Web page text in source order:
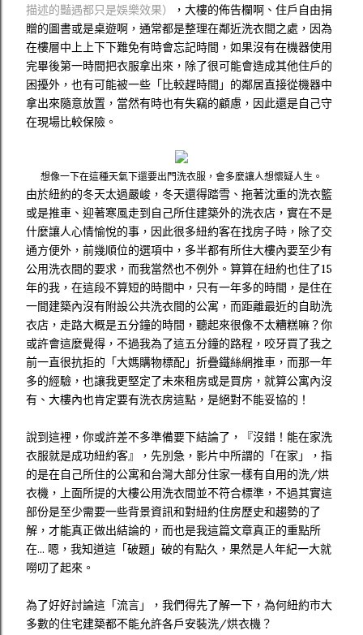
描述的豔遇都只是娛樂效果）
，大樓的佈告欄啊、住戶自由捐
贈的圖書或是桌遊啊，通常都是整理在鄰近洗衣間之處，因為
在樓層中上上下下難免有時會忘記時間，如果沒有在機器使用
完畢後第一時間把衣服拿出來，除了很可能會造成其他住戶的
困擾外，也有可能被一些「比較趕時間」的鄰居直接從機器中
拿出來隨意放置，當然有時也有失竊的顧慮，因此還是自己守
在現場比較保險。
想像一下在這種天氣下還要出門洗衣服，會多麼讓人想懷疑人生。
由於紐約的冬天太過嚴峻，冬天還得踏雪、拖著沈重的洗衣籃
或是推車、迎著寒風走到自己所住建築外的洗衣店，實在不是
什麼讓人心情愉悅的事，因此很多紐約客在找房子時，除了交
通方便外，前幾順位的選項中，多半都有所住大樓內要至少有
公用洗衣間的要求，而我當然也不例外。算算在紐約也住了15
年的我，在這段不算短的時間中，只有一年多的時間，是住在
一間建築內沒有附設公共洗衣間的公寓，而距離最近的自助洗
衣店，走路大概是五分鐘的時間，聽起來很像不太糟糕嘛？你
或許會這麼覺得，不過我為了這五分鐘的路程，咬牙買了我之
前一直很抗拒的「大媽購物標配」折疊鐵絲網推車，而那一年
多的經驗，也讓我更堅定了未來租房或是買房，就算公寓內沒
有、大樓內也肯定要有洗衣房這點，是絕對不能妥協的！
說到這裡，你或許差不多準備要下結論了，『沒錯！能在家洗
衣服就是成功紐約客』，先別急，影片中所謂的「在家」，指
的是在自己所住的公寓和台灣大部分住家一樣有自用的洗/烘
衣機，上面所提的大樓公用洗衣間並不符合標準，不過其實這
部份是至少需要一些背景資訊和對紐約住房歷史和趨勢的了
解，才能真正做出結論的，而也是我這篇文章真正的重點所
在... 嗯，我知道這「破題」破的有點久，果然是人年紀一大就
嘮叨了起來。
為了好好討論這「流言」，我們得先了解一下，為何紐約市大
多數的住宅建築都不能允許各戶安裝洗/烘衣機？